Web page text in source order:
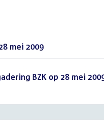
mei 2009
BZK op 28 mei